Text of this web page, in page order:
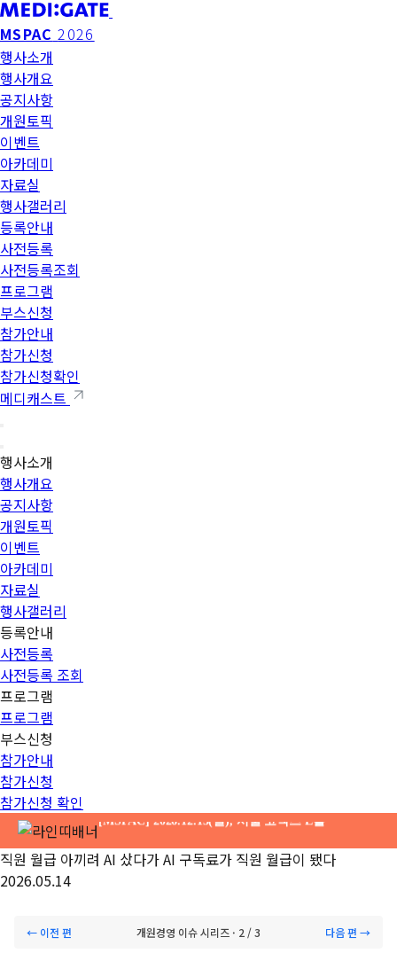
MSPAC 2026
행사소개
행사개요
공지사항
개원토픽
이벤트
아카데미
자료실
행사갤러리
등록안내
사전등록
사전등록조회
프로그램
부스신청
참가안내
참가신청
참가신청확인
메디캐스트
행사소개
행사개요
공지사항
개원토픽
이벤트
아카데미
자료실
행사갤러리
등록안내
사전등록
사전등록 조회
프로그램
프로그램
부스신청
참가안내
참가신청
참가신청 확인
[MSPAC] 2026.12.13(일), 서울 코엑스 E홀
직원 월급 아끼려 AI 샀다가 AI 구독료가 직원 월급이 됐다
2026.05.14
← 이전 편 개원경영 이슈 시리즈 · 2 / 3 다음 편 →